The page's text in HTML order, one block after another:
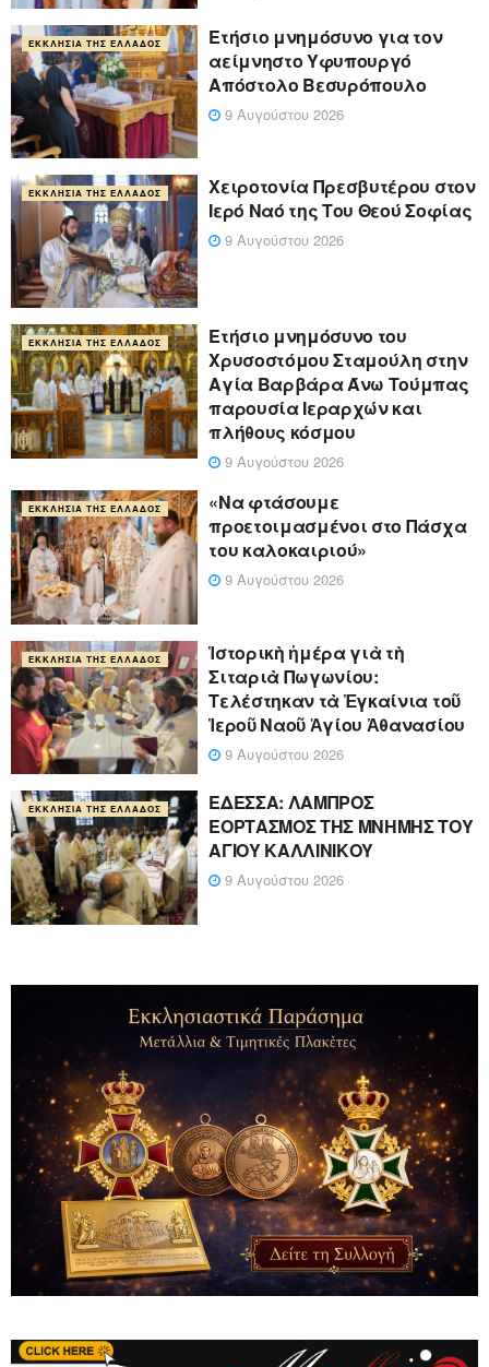
ΕΚΚΛΗΣΊΑ ΤΗΣ ΕΛΛΆΔΟΣ
Ετήσιο μνημόσυνο για τον
αείμνηστο Υφυπουργό
Απόστολο Βεσυρόπουλο
9 Αυγούστου 2026
ΕΚΚΛΗΣΊΑ ΤΗΣ ΕΛΛΆΔΟΣ
Χειροτονία Πρεσβυτέρου στον
Ιερό Ναό της Του Θεού Σοφίας
9 Αυγούστου 2026
ΕΚΚΛΗΣΊΑ ΤΗΣ ΕΛΛΆΔΟΣ
Ετήσιο μνημόσυνο του
Χρυσοστόμου Σταμούλη στην
Αγία Βαρβάρα Άνω Τούμπας
παρουσία Ιεραρχών και
πλήθους κόσμου
9 Αυγούστου 2026
ΕΚΚΛΗΣΊΑ ΤΗΣ ΕΛΛΆΔΟΣ
«Να φτάσουμε
προετοιμασμένοι στο Πάσχα
του καλοκαιριού»
9 Αυγούστου 2026
ΕΚΚΛΗΣΊΑ ΤΗΣ ΕΛΛΆΔΟΣ
Ἱστορικὴ ἡμέρα γιὰ τὴ
Σιταριὰ Πωγωνίου:
Τελέστηκαν τὰ Ἐγκαίνια τοῦ
Ἱεροῦ Ναοῦ Ἁγίου Ἀθανασίου
9 Αυγούστου 2026
ΕΚΚΛΗΣΊΑ ΤΗΣ ΕΛΛΆΔΟΣ
ΕΔΕΣΣΑ: ΛΑΜΠΡΟΣ
ΕΟΡΤΑΣΜΟΣ ΤΗΣ ΜΝΗΜΗΣ ΤΟΥ
ΑΓΙΟΥ ΚΑΛΛΙΝΙΚΟΥ
9 Αυγούστου 2026